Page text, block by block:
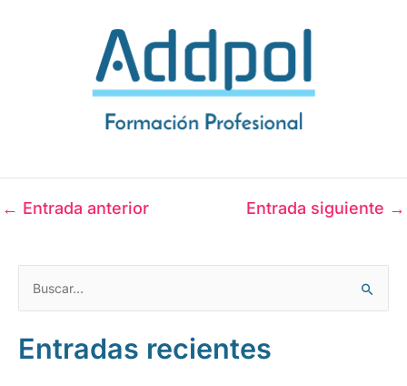
← Entrada anterior Entrada siguiente →
s
Entradas recientes
e